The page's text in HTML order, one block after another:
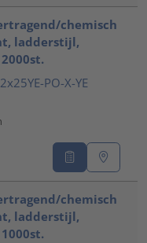
chemisch
ladderstijl,
PO-X-YE
chemisch
ladderstijl,